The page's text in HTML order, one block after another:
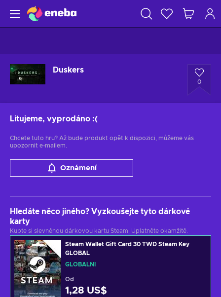
Duskers
0
Litujeme, vyprodáno :(
Chcete tuto hru? Až bude produkt opět k dispozici, můžeme vás
upozornit e-mailem.
Oznámení
Hledáte něco jiného? Vyzkoušejte tyto dárkové
karty
Kupte si slevněnou dárkovou kartu Steam. Uplatněte okamžitě.
Steam Wallet Gift Card 30 TWD Steam Key
GLOBAL
GLOBÁLNÍ
Od
1,28 US$